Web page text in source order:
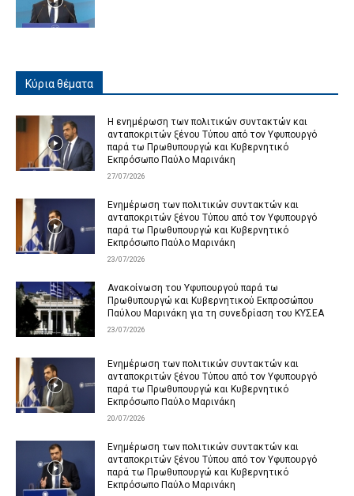
Κύρια θέματα
Η ενημέρωση των πολιτικών συντακτών και
ανταποκριτών ξένου Τύπου από τον Υφυπουργό
παρά τω Πρωθυπουργώ και Κυβερνητικό
Εκπρόσωπο Παύλο Μαρινάκη
27/07/2026
Ενημέρωση των πολιτικών συντακτών και
ανταποκριτών ξένου Τύπου από τον Υφυπουργό
παρά τω Πρωθυπουργώ και Κυβερνητικό
Εκπρόσωπο Παύλο Μαρινάκη
23/07/2026
Ανακοίνωση του Υφυπουργού παρά τω
Πρωθυπουργώ και Κυβερνητικού Εκπροσώπου
Παύλου Μαρινάκη για τη συνεδρίαση του ΚΥΣΕΑ
23/07/2026
Ενημέρωση των πολιτικών συντακτών και
ανταποκριτών ξένου Τύπου από τον Υφυπουργό
παρά τω Πρωθυπουργώ και Κυβερνητικό
Εκπρόσωπο Παύλο Μαρινάκη
20/07/2026
Ενημέρωση των πολιτικών συντακτών και
ανταποκριτών ξένου Τύπου από τον Υφυπουργό
παρά τω Πρωθυπουργώ και Κυβερνητικό
Εκπρόσωπο Παύλο Μαρινάκη